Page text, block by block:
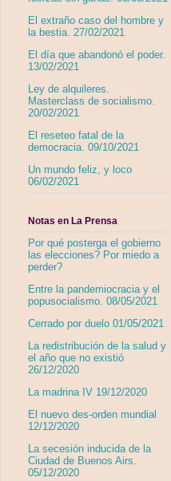
El extraño caso del hombre y
la bestia. 27/02/2021
El día que abandonó el poder.
13/02/2021
Ley de alquileres.
Masterclass de socialismo.
20/02/2021
El reseteo fatal de la
democracia. 09/10/2021
Un mundo feliz, y loco
06/02/2021
Notas en La Prensa
Por qué posterga el gobierno
las elecciones? Por miedo a
perder?
Entre la pandemiocracia y el
popusocialismo. 08/05/2021
Cerrado por duelo 01/05/2021
La redistribución de la salud y
el año que no existió
26/12/2020
La madrina IV 19/12/2020
El nuevo des-orden mundial
12/12/2020
La secesión inducida de la
Ciudad de Buenos Airs.
05/12/2020